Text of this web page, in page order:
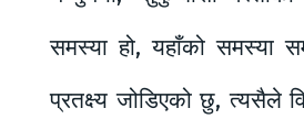
समस्या हो, यहाँको समस्या
प्रतक्ष्य जोडिएको छु, त्यसैले